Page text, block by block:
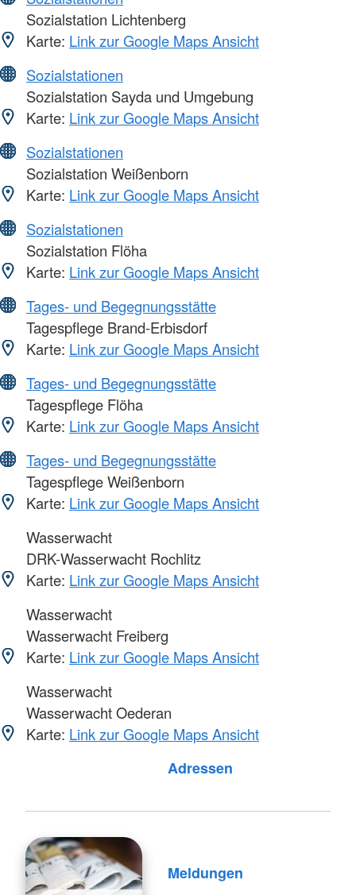
Sozialstation Lichtenberg
Karte: Link zur Google Maps Ansicht
Sozialstationen
Sozialstation Sayda und Umgebung
Karte: Link zur Google Maps Ansicht
Sozialstationen
Sozialstation Weißenborn
Karte: Link zur Google Maps Ansicht
Sozialstationen
Sozialstation Flöha
Karte: Link zur Google Maps Ansicht
Tages- und Begegnungsstätte
Tagespflege Brand-Erbisdorf
Karte: Link zur Google Maps Ansicht
Tages- und Begegnungsstätte
Tagespflege Flöha
Karte: Link zur Google Maps Ansicht
Tages- und Begegnungsstätte
Tagespflege Weißenborn
Karte: Link zur Google Maps Ansicht
Wasserwacht
DRK-Wasserwacht Rochlitz
Karte: Link zur Google Maps Ansicht
Wasserwacht
Wasserwacht Freiberg
Karte: Link zur Google Maps Ansicht
Wasserwacht
Wasserwacht Oederan
Karte: Link zur Google Maps Ansicht
Adressen
Meldungen